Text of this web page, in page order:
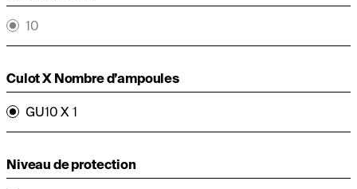
10
Culot X Nombre d’ampoules
GU10 X 1
Niveau de protection